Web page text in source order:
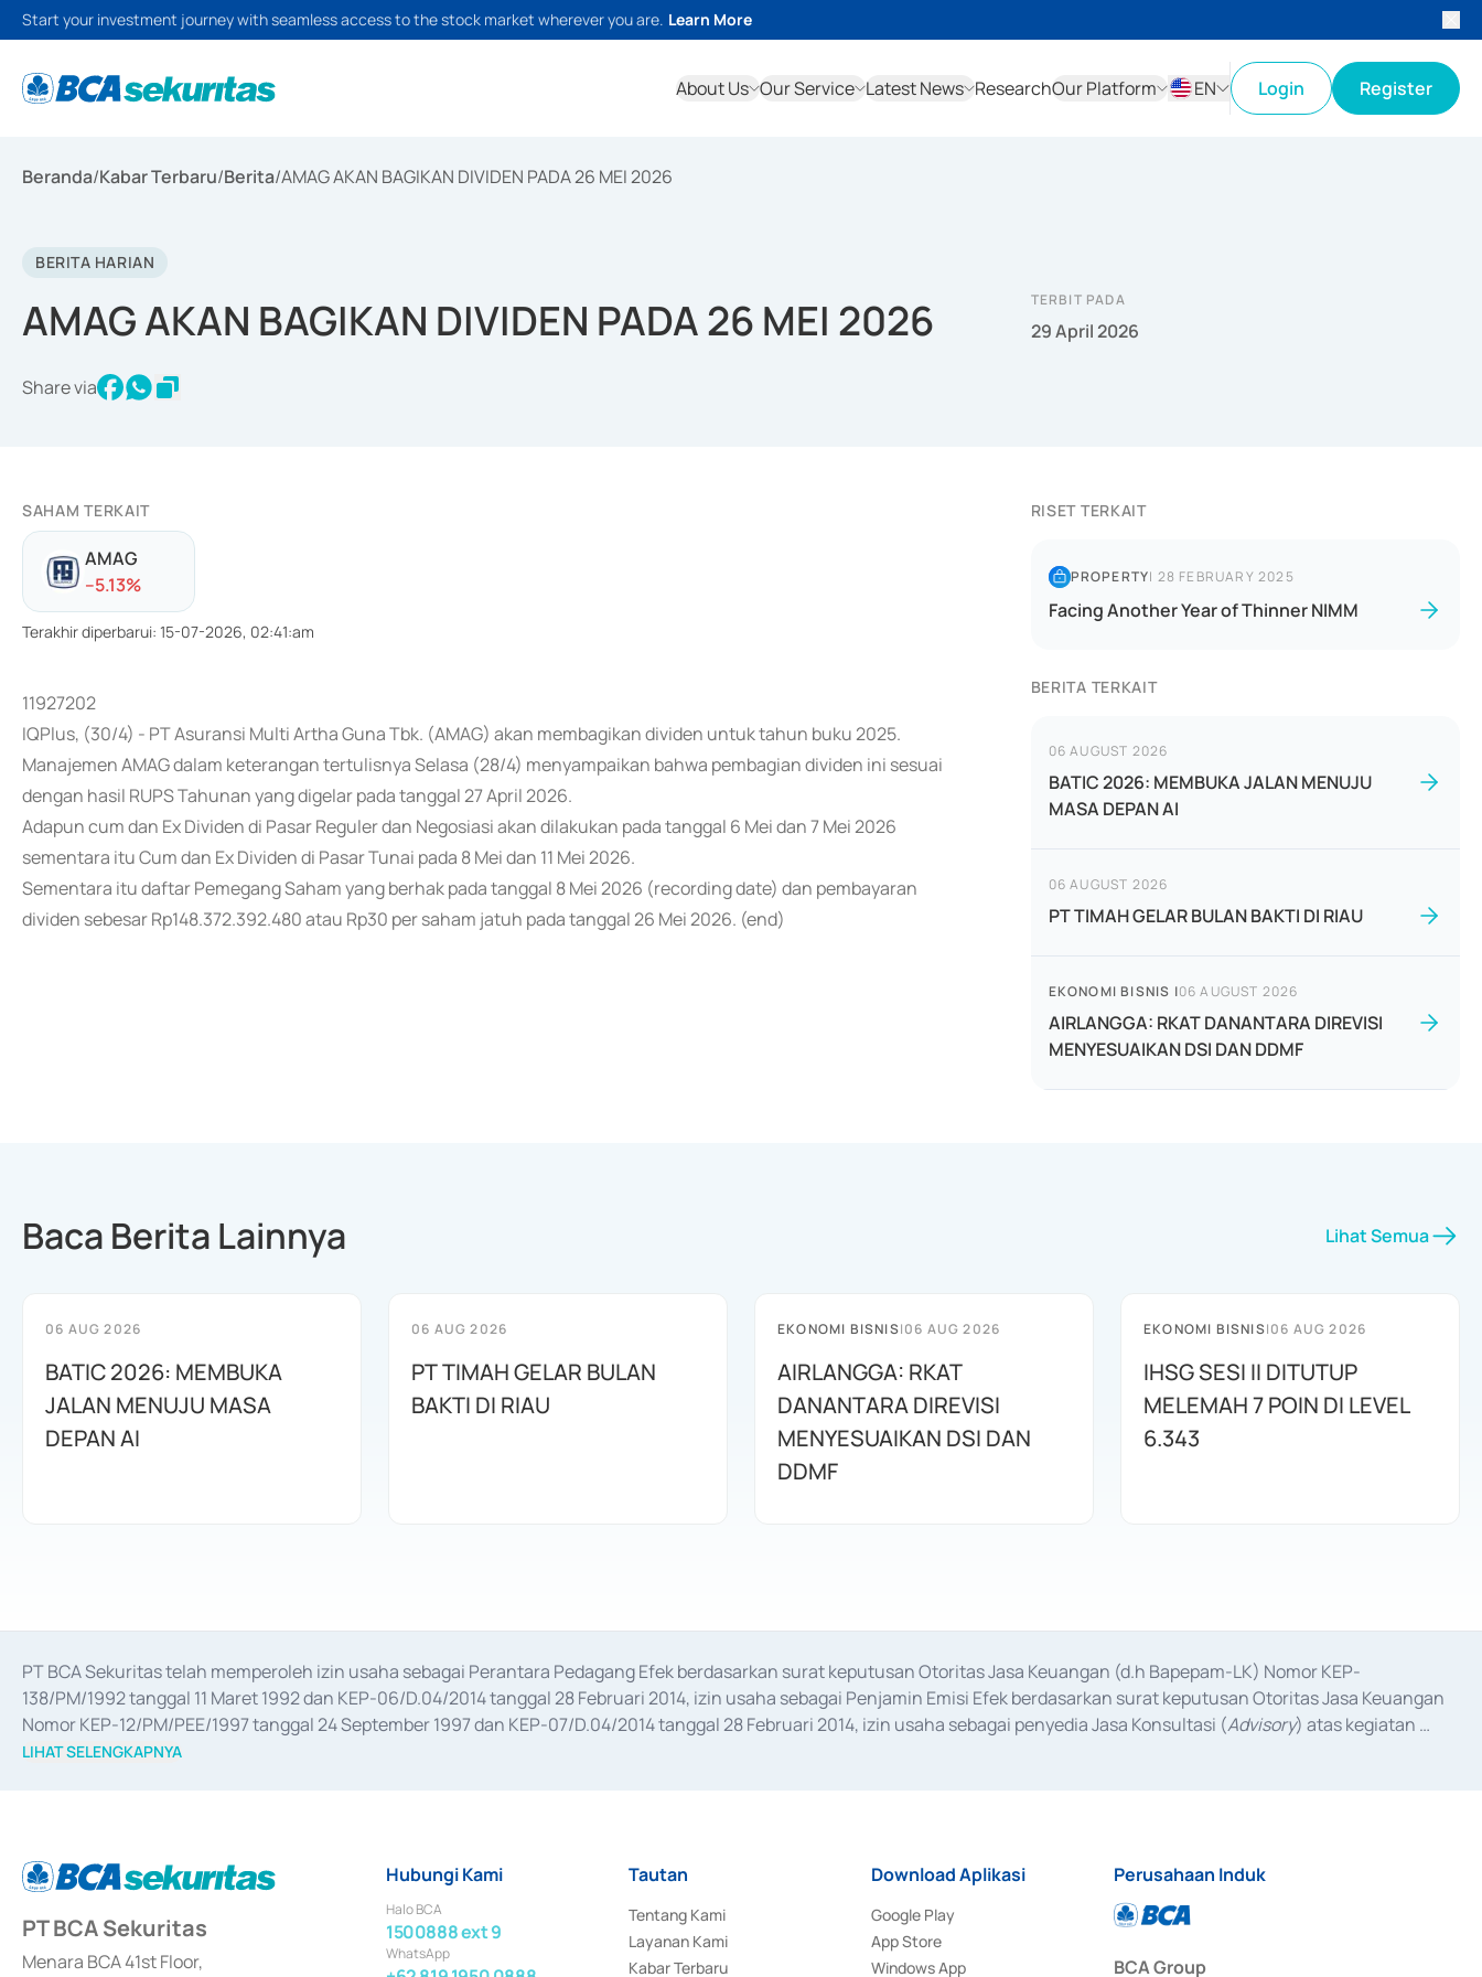
Start your investment journey with seamless access to the stock market wherever you are. Learn More
About Us Our Service Latest News ResearchOur Platform
EN
Login Register
Beranda/Kabar Terbaru/Berita/AMAG AKAN BAGIKAN DIVIDEN PADA 26 MEI 2026
BERITA HARIAN
AMAG AKAN BAGIKAN DIVIDEN PADA 26 MEI 2026
Share via
TERBIT PADA
29 April 2026
SAHAM TERKAIT
AMAG
--5.13%
Terakhir diperbarui: 15-07-2026, 02:41:am
11927202
IQPlus, (30/4) - PT Asuransi Multi Artha Guna Tbk. (AMAG) akan membagikan dividen untuk tahun buku 2025.
Manajemen AMAG dalam keterangan tertulisnya Selasa (28/4) menyampaikan bahwa pembagian dividen ini sesuai
dengan hasil RUPS Tahunan yang digelar pada tanggal 27 April 2026.
Adapun cum dan Ex Dividen di Pasar Reguler dan Negosiasi akan dilakukan pada tanggal 6 Mei dan 7 Mei 2026
sementara itu Cum dan Ex Dividen di Pasar Tunai pada 8 Mei dan 11 Mei 2026.
Sementara itu daftar Pemegang Saham yang berhak pada tanggal 8 Mei 2026 (recording date) dan pembayaran
dividen sebesar Rp148.372.392.480 atau Rp30 per saham jatuh pada tanggal 26 Mei 2026. (end)
RISET TERKAIT
PROPERTY| 28 FEBRUARY 2025
Facing Another Year of Thinner NIMM
BERITA TERKAIT
06 AUGUST 2026
BATIC 2026: MEMBUKA JALAN MENUJU
MASA DEPAN AI
06 AUGUST 2026
PT TIMAH GELAR BULAN BAKTI DI RIAU
EKONOMI BISNIS |06 AUGUST 2026
AIRLANGGA: RKAT DANANTARA DIREVISI
MENYESUAIKAN DSI DAN DDMF
Baca Berita Lainnya Lihat Semua
06 AUG 2026
BATIC 2026: MEMBUKA
JALAN MENUJU MASA
DEPAN AI
06 AUG 2026
PT TIMAH GELAR BULAN
BAKTI DI RIAU
EKONOMI BISNIS|06 AUG 2026
AIRLANGGA: RKAT
DANANTARA DIREVISI
MENYESUAIKAN DSI DAN
DDMF
EKONOMI BISNIS|06 AUG 2026
IHSG SESI II DITUTUP
MELEMAH 7 POIN DI LEVEL
6.343
PT BCA Sekuritas telah memperoleh izin usaha sebagai Perantara Pedagang Efek berdasarkan surat keputusan Otoritas Jasa Keuangan (d.h Bapepam-LK) Nomor KEP-
138/PM/1992 tanggal 11 Maret 1992 dan KEP-06/D.04/2014 tanggal 28 Februari 2014, izin usaha sebagai Penjamin Emisi Efek berdasarkan surat keputusan Otoritas Jasa Keuangan
Nomor KEP-12/PM/PEE/1997 tanggal 24 September 1997 dan KEP-07/D.04/2014 tanggal 28 Februari 2014, izin usaha sebagai penyedia Jasa Konsultasi (Advisory) atas kegiatan
merger, akuisisi, divestasi, dan
LIHAT SELENGKAPNYA
PT BCA Sekuritas
Menara BCA 41st Floor,
Hubungi Kami
Halo BCA
1500888 ext 9
WhatsApp
Tautan
Tentang Kami
Layanan Kami
Kabar Terbaru
Download Aplikasi
Google Play
App Store
Windows App
Perusahaan Induk
BCA Group